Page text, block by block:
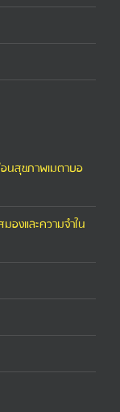
สุขภาพเมตาบอ
งและความจำใน